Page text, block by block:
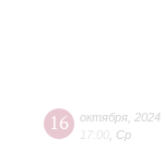
16 октября 2024
17:00 Ср